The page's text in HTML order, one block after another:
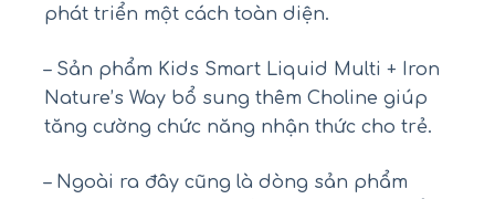
phát triển một cách toàn diện.
– Sản phẩm Kids Smart Liquid Multi + Iron
Nature’s Way bổ sung thêm Choline giúp
tăng cường chức năng nhận thức cho trẻ.
– Ngoài ra đây cũng là dòng sản phẩm